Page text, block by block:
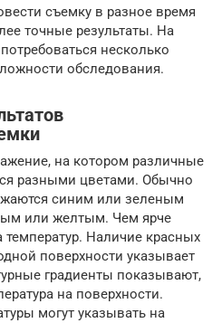
съемку в разное время
точные результаты. На
несколько
обследования.
на котором различные
разными цветами. Обычно
синим или зеленым
или желтым. Чем ярче
Наличие красных
поверхности указывает
градиенты показывают,
на поверхности.
могут указывать на